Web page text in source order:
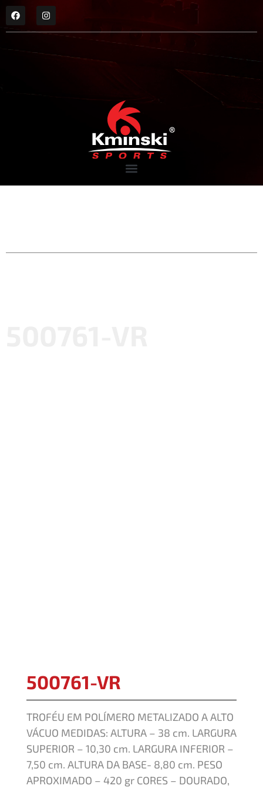
500761-VR
TROFÉU EM POLÍMERO METALIZADO A ALTO
VÁCUO MEDIDAS: ALTURA – 38 cm. LARGURA
SUPERIOR – 10,30 cm. LARGURA INFERIOR –
7,50 cm. ALTURA DA BASE- 8,80 cm. PESO
APROXIMADO – 420 gr CORES – DOURADO,